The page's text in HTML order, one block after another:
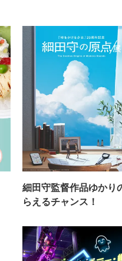
細田守監督作品ゆかり
らえるチャンス！